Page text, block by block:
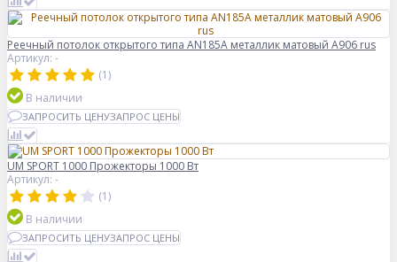
Реечный потолок открытого типа AN185A металлик матовый А906 rus
Артикул: -
(1)
В наличии
ЗАПРОСИТЬ ЦЕНУЗАПРОС ЦЕНЫ
UM SPORT 1000 Прожекторы 1000 Вт
Артикул: -
(1)
В наличии
ЗАПРОСИТЬ ЦЕНУЗАПРОС ЦЕНЫ